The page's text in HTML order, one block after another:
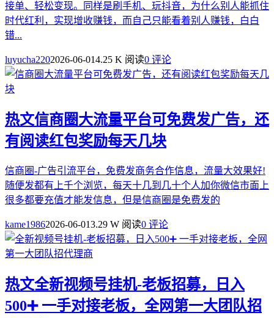
接单、轻松变现。同样是刷手机、玩抖音，为什么别人能抓住
时代红利，实现增收赚钱，而自己只能看着别人赚钱，白白
错...
luyucha2202026-06-014.25 K 阅读0 评论
热文信商圈大流量平台可免费发广告，还
有阅读红包奖励每天几块
信商圈-广告引流平台，免费发商务合作信息，流量大效果好!
随便发都有上千个浏览，每天十几到几十个人加你微信市面上
很多都要充值才能发信息，但是信商圈是免费发的
kame19862026-06-013.29 W 阅读0 评论
热文全新视频号挂机-老板招募，日入
500➕ 一手对接老板，全网第一大团队招